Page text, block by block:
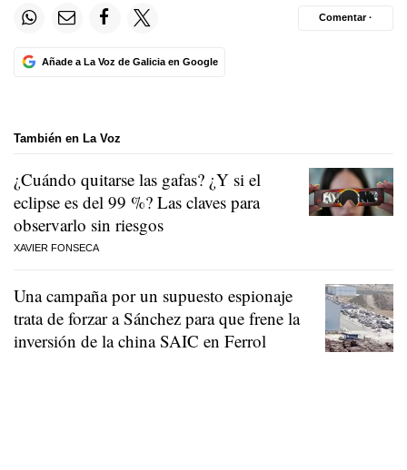
Añade a La Voz de Galicia en Google
Comentar ·
También en La Voz
¿Cuándo quitarse las gafas? ¿Y si el
eclipse es del 99 %? Las claves para
observarlo sin riesgos
XAVIER FONSECA
Una campaña por un supuesto espionaje
trata de forzar a Sánchez para que frene la
inversión de la china SAIC en Ferrol